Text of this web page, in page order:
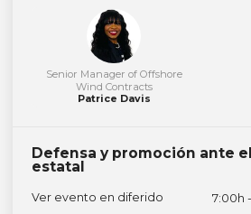
Senior Manager of Offshore
Wind Contracts
Patrice Davis
Defensa y promoción ante
estatal
Ver evento en diferido 7:00h